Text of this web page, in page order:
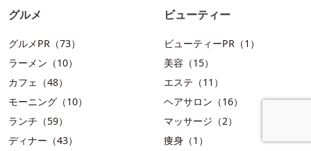
グルメ
グルメPR（73）
ラーメン（10）
カフェ（48）
モーニング（10）
ランチ（59）
ディナー（43）
ビューティー
ビューティーPR（1）
美容（15）
エステ（11）
ヘアサロン（16）
マッサージ（2）
痩身（1）